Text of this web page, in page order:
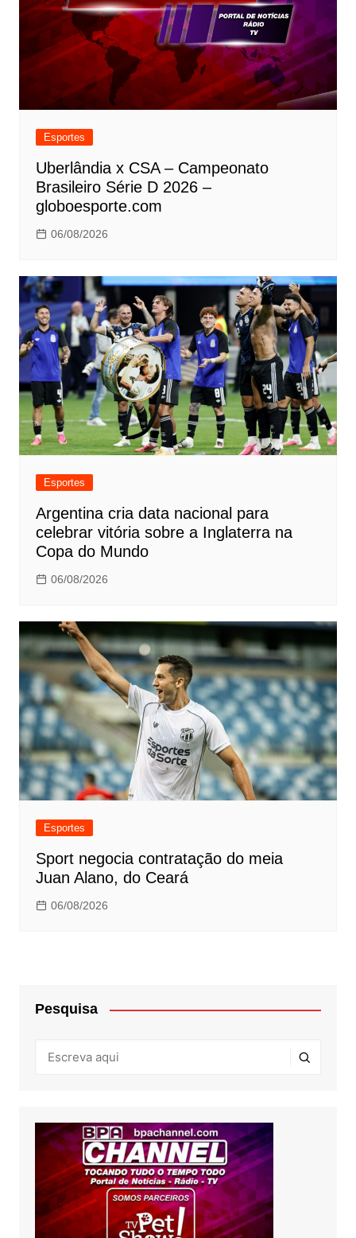
Esportes
Uberlândia x CSA – Campeonato
Brasileiro Série D 2026 –
globoesporte.com
06/08/2026
Esportes
Argentina cria data nacional para
celebrar vitória sobre a Inglaterra na
Copa do Mundo
06/08/2026
Esportes
Sport negocia contratação do meia
Juan Alano, do Ceará
06/08/2026
Pesquisa